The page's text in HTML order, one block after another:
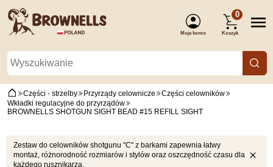
Moje konto
0
Koszyk
Części - strzelby Przyrządy celownicze
Części celowników
Wkładki regulacyjne do przyrządów
BROWNELLS SHOTGUN SIGHT BEAD #15 REFILL SIGHT
Zestaw do celowników shotgunu "C" z barkami zapewnia łatwy
montaż, różnorodność rozmiarów i stylów oraz oszczędność czasu dla
każdego rusznikarza.